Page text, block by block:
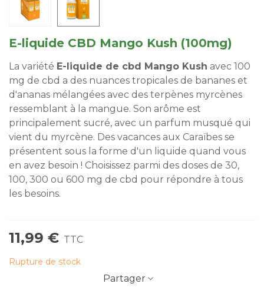
E-liquide CBD Mango Kush (100mg)
La variété E-liquide de cbd Mango Kush avec 100
mg de cbd a des nuances tropicales de bananes et
d'ananas mélangées avec des terpènes myrcènes
ressemblant à la mangue. Son arôme est
principalement sucré, avec un parfum musqué qui
vient du myrcène. Des vacances aux Caraïbes se
présentent sous la forme d'un liquide quand vous
en avez besoin ! Choisissez parmi des doses de 30,
100, 300 ou 600 mg de cbd pour répondre à tous
les besoins.
11,99 € TTC
Rupture de stock
Partager